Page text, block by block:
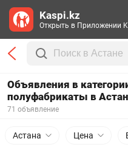
Объявления в
полуфабрикаты в
71 объявление
Астана Цена
Kaspi.kz
Открыть в Приложении